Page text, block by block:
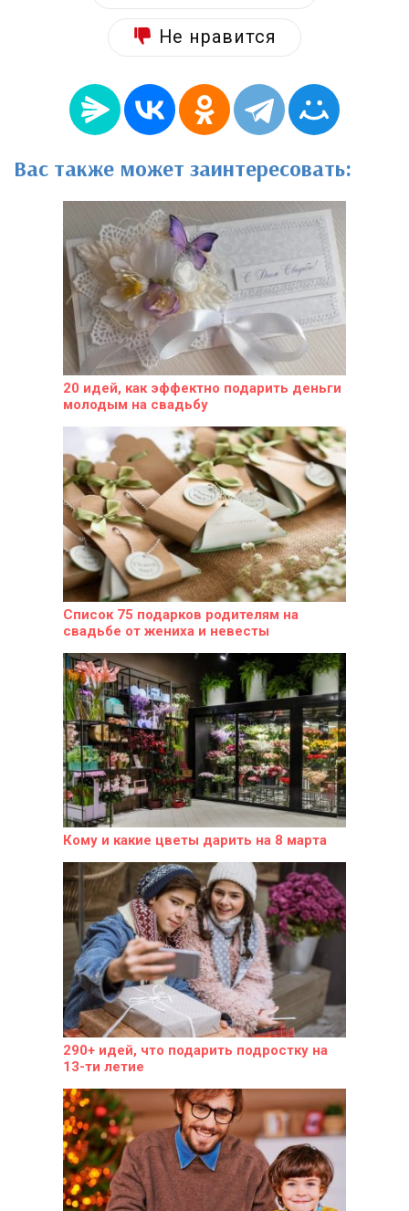
Не нравится
Вас также может заинтересовать:
20 идей, как эффектно подарить деньги
молодым на свадьбу
Список 75 подарков родителям на
свадьбе от жениха и невесты
Кому и какие цветы дарить на 8 марта
290+ идей, что подарить подростку на
13-ти летие